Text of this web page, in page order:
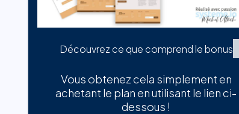
Découvrez ce que comprend le bonus
Vous obtenez cela simplement en
achetant le plan en utilisant le lien ci-
dessous !